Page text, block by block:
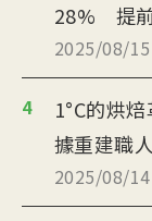
28% 提
2025/08/
4
1°C的烘
據重建職
2025/08/